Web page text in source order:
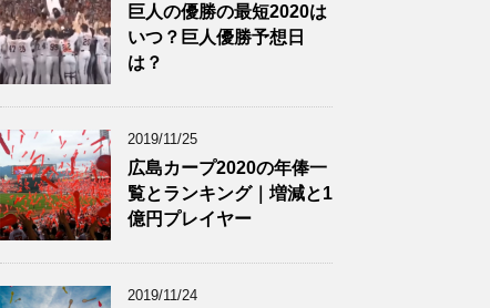
巨人の優勝の最短2020は
いつ？巨人優勝予想日
は？
2019/11/25
広島カープ2020の年俸一
覧とランキング｜増減と1
億円プレイヤー
2019/11/24